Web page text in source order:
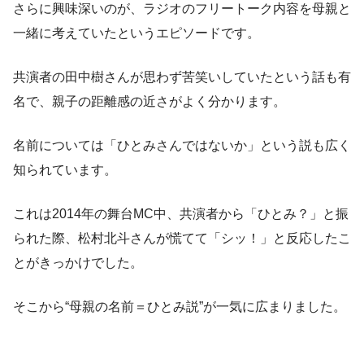
さらに興味深いのが、ラジオのフリートーク内容を母親と
一緒に考えていたというエピソードです。
共演者の田中樹さんが思わず苦笑いしていたという話も有
名で、親子の距離感の近さがよく分かります。
名前については「ひとみさんではないか」という説も広く
知られています。
これは2014年の舞台MC中、共演者から「ひとみ？」と振
られた際、松村北斗さんが慌てて「シッ！」と反応したこ
とがきっかけでした。
そこから“母親の名前＝ひとみ説”が一気に広まりました。